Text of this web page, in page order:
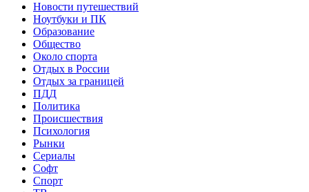
Новости путешествий
Ноутбуки и ПК
Образование
Общество
Около спорта
Отдых в России
Отдых за границей
ПДД
Политика
Происшествия
Психология
Рынки
Сериалы
Софт
Спорт